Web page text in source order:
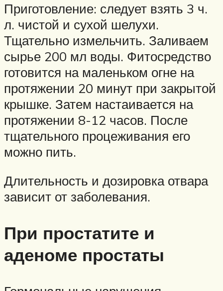
Приготовление: следует взять 3 ч.
л. чистой и сухой шелухи.
Тщательно измельчить. Заливаем
сырье 200 мл воды. Фитосредство
готовится на маленьком огне на
протяжении 20 минут при закрытой
крышке. Затем настаивается на
протяжении 8-12 часов. После
тщательного процеживания его
можно пить.
Длительность и дозировка отвара
зависит от заболевания.
При простатите и
аденоме простаты